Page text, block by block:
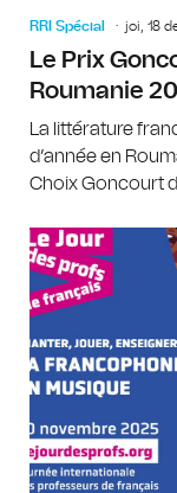
RRI Spécial joi, 18
Le Prix
Roumanie
La littérature
d’année en
Choix Goncourt